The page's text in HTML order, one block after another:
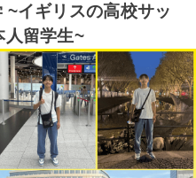
イギリスの高校サッ
人留学生~